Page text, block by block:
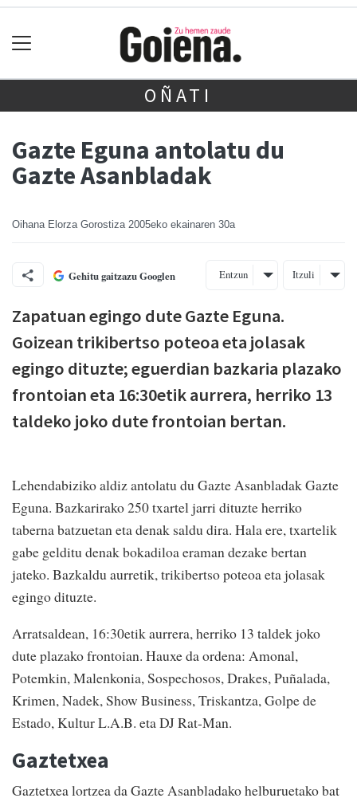
OÑATI
Gazte Eguna antolatu du
Gazte Asanbladak
Oihana Elorza Gorostiza 2005eko ekainaren 30a
Gehitu gaitzazu Googlen Entzun Itzuli
Zapatuan egingo dute Gazte Eguna.
Goizean trikibertso poteoa eta jolasak
egingo dituzte; eguerdian bazkaria plazako
frontoian eta 16:30etik aurrera, herriko 13
taldeko joko dute frontoian bertan.
Lehendabiziko aldiz antolatu du Gazte Asanbladak Gazte
Eguna. Bazkarirako 250 txartel jarri dituzte herriko
taberna batzuetan eta denak saldu dira. Hala ere, txartelik
gabe gelditu denak bokadiloa eraman dezake bertan
jateko. Bazkaldu aurretik, trikibertso poteoa eta jolasak
egingo dituzte.
Arratsaldean, 16:30etik aurrera, herriko 13 taldek joko
dute plazako frontoian. Hauxe da ordena: Amonal,
Potemkin, Malenkonia, Sospechosos, Drakes, Puñalada,
Krimen, Nadek, Show Business, Triskantza, Golpe de
Estado, Kultur L.A.B. eta DJ Rat-Man.
Gaztetxea
Gaztetxea lortzea da Gazte Asanbladako helburuetako bat